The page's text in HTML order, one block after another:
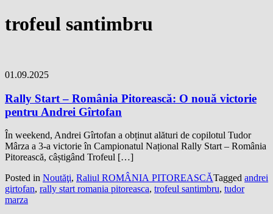
trofeul santimbru
01.09.2025
Rally Start – România Pitorească: O nouă victorie
pentru Andrei Gîrtofan
În weekend, Andrei Gîrtofan a obținut alături de copilotul Tudor
Mârza a 3-a victorie în Campionatul Național Rally Start – România
Pitorească, câștigând Trofeul […]
Posted in Noutăţi, Raliul ROMÂNIA PITOREASCĂTagged andrei
girtofan, rally start romania pitoreasca, trofeul santimbru, tudor
marza